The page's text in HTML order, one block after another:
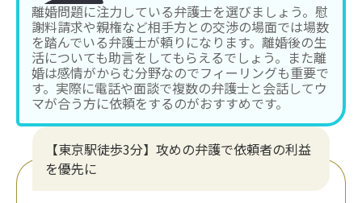
離婚問題に注力している弁護士を選びましょう。慰
謝料請求や親権など相手方との交渉の場面では場数
を踏んでいる弁護士が頼りになります。離婚後の生
活についても助言をしてもらえるでしょう。また離
婚は感情がからむ分野なのでフィーリングも重要で
す。実際に電話や面談で複数の弁護士と会話してウ
マが合う方に依頼をするのがおすすめです。
【東京駅徒歩3分】攻めの弁護で依頼者の利益
を優先に